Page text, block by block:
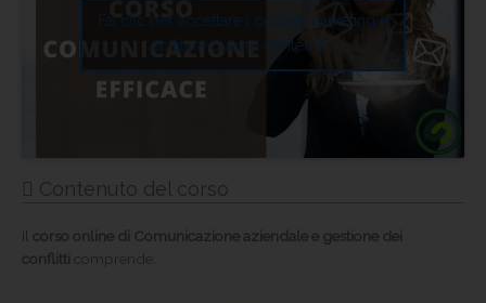
Fai clic per accettare i cookie marketing e
abilitare questo contenuto
Contenuto del corso
Il corso online di Comunicazione aziendale e gestione dei
conflitti comprende: